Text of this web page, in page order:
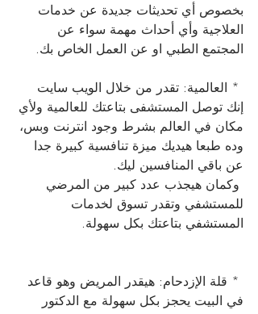
بخصوص أي تحديثات جديدة عن خدمات
العلاجية وأي أحداث مهمة سواء عن
المجتمع الطبي او عن العمل الخاص بك.
* العالمية: تقدر من خلال الويب سايت
إنك توصل المستشفى بتاعتك للعالمية ولأي
مكان في العالم بشرط وجود انترنت وبس،
وده طبعا هيديك ميزة تنافسية كبيرة جدا
عن باقي المنافسين ليك.
وكمان هيجذب عدد كبير من المرضي
للمستشفي وتقدر تسوق لخدمات
المستشفي بتاعتك بكل سهولة.
* قلة الإزدحام: هيقدر المريض وهو قاعد
في البيت يحجز بكل سهولة مع الدكتور